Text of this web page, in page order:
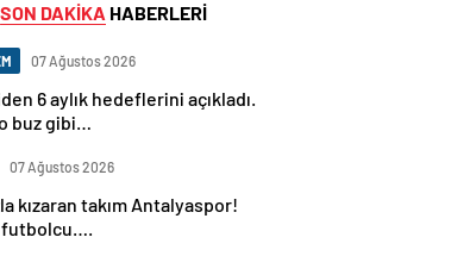
SON DAKİKA HABERLERİ
07 Ağustos 2026
6 aylık hedeflerini açıkladı.
buz gibi…
07 Ağustos 2026
kızaran takım Antalyaspor!
futbolcu….